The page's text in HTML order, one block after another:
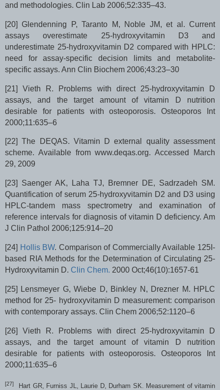
and methodologies. Clin Lab 2006;52:335–43.
[20]
Glendenning P, Taranto M, Noble JM, et al. Current
assays overestimate 25-hydroxyvitamin D3 and
underestimate 25-hydroxyvitamin D2 compared with HPLC:
need for assay-specific decision limits and metabolite-
specific assays. Ann Clin Biochem 2006;43:23–30
[21]
Vieth R. Problems with direct 25-hydroxyvitamin D
assays, and the target amount of vitamin D nutrition
desirable for patients with osteoporosis. Osteoporos Int
2000;11:635–6
[22]
The DEQAS. Vitamin D external quality assessment
scheme. Available from www.deqas.org. Accessed March
29, 2009
[23]
Saenger AK, Laha TJ, Bremner DE, Sadrzadeh SM.
Quantification of serum 25-hydroxyvitamin D2 and D3 using
HPLC-tandem mass spectrometry and examination of
reference intervals for diagnosis of vitamin D deficiency. Am
J Clin Pathol 2006;125:914–20
[24] Hollis BW. Comparison of Commercially Available 125I-
based RIA Methods for the Determination of Circulating 25-
Hydroxyvitamin D. Clin Chem. 2000 Oct;46(10):1657-61
[25]
Lensmeyer G, Wiebe D, Binkley N, Drezner M. HPLC
method for 25- hydroxyvitamin D measurement: comparison
with contemporary assays. Clin Chem 2006;52:1120–6
[26]
Vieth R. Problems with direct 25-hydroxyvitamin D
assays, and the target amount of vitamin D nutrition
desirable for patients with osteoporosis. Osteoporos Int
2000;11:635–6
[27]
Hart GR, Furniss JL, Laurie D, Durham SK. Measurement of vitamin